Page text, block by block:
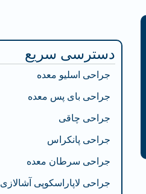
دسترسی سریع
جراحی اسلیو معده
جراحی بای پس معده
جراحی چاقی
جراحی پانکراس
جراحی سرطان معده
جراحی لاپاراسکوپی آشالازی